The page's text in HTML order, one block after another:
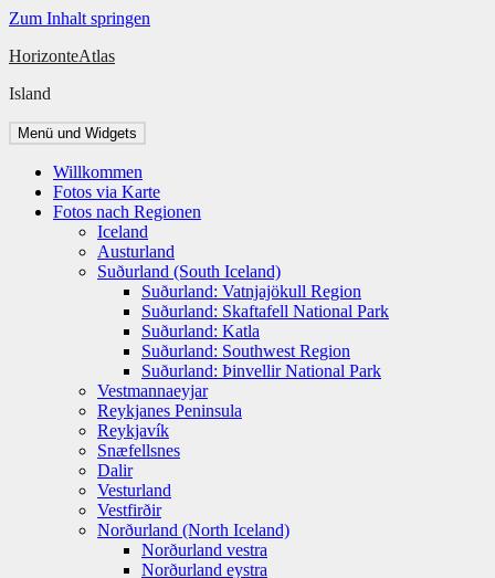
Zum Inhalt springen
HorizonteAtlas
Island
Menü und Widgets
Willkommen
Fotos via Karte
Fotos nach Regionen
Iceland
Austurland
Suðurland (South Iceland)
Suðurland: Vatnjajökull Region
Suðurland: Skaftafell National Park
Suðurland: Katla
Suðurland: Southwest Region
Suðurland: Þinvellir National Park
Vestmannaeyjar
Reykjanes Peninsula
Reykjavík
Snæfellsnes
Dalir
Vesturland
Vestfirðir
Norðurland (North Iceland)
Norðurland vestra
Norðurland eystra